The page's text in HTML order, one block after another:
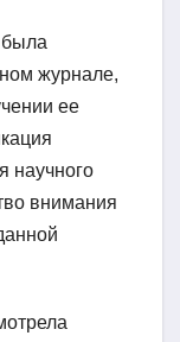
журнале,
ее
научного
внимания